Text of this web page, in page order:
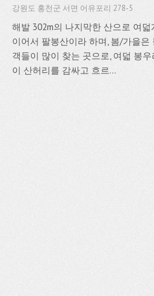
강원도 홍천군 서면 어유포리 278-5
해발 302m의 나지막한 산으로 여
이어서 팔봉산이라 하며, 봄/가을은
객들이 많이 찾는 곳으로, 여덟 봉
이 산허리를 감싸고 흐르...